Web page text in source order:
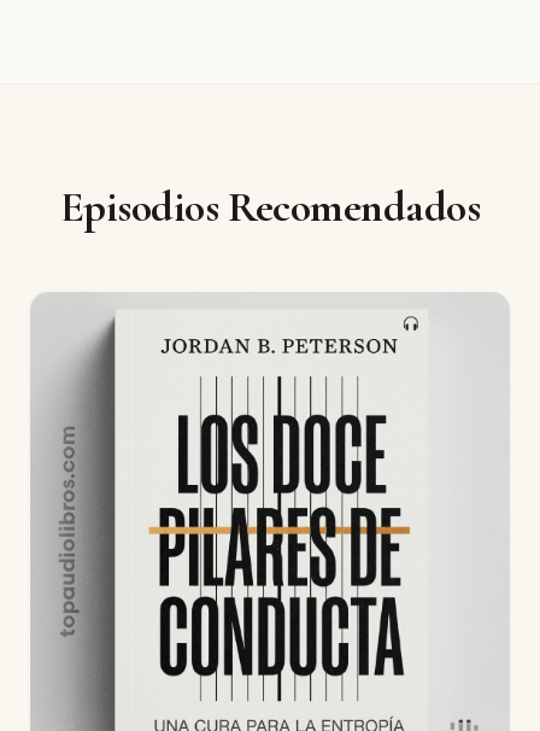
Episodios Recomendados